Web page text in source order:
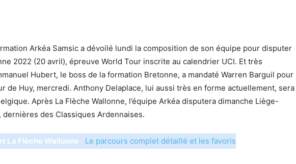
Arkéa Samsic a dévoilé lundi la composition de son équipe pour disputer
2022 (20 avril), épreuve World Tour inscrite au calendrier UCI. Et très
Hubert, le boss de la formation Bretonne, a mandaté Warren Barguil pour
de Huy, mercredi. Anthony Delaplace, lui aussi très en forme actuellement, sera
Après La Flèche Wallonne, l’équipe Arkéa disputera dimanche Liège-
dernières des Classiques Ardennaises.
La Flèche Wallonne : Le parcours complet détaillé et les favoris